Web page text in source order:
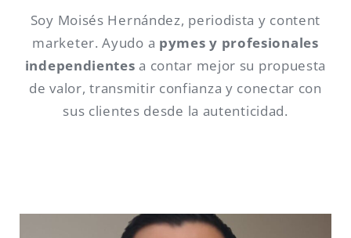
Soy Moisés Hernández, periodista y content
marketer. Ayudo a pymes y profesionales
independientes a contar mejor su propuesta
de valor, transmitir confianza y conectar con
sus clientes desde la autenticidad.